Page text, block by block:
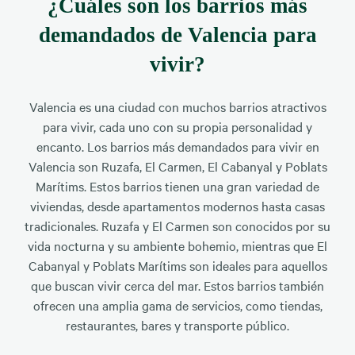
¿Cuáles son los barrios más
demandados de Valencia para
vivir?
Valencia es una ciudad con muchos barrios atractivos
para vivir, cada uno con su propia personalidad y
encanto. Los barrios más demandados para vivir en
Valencia son Ruzafa, El Carmen, El Cabanyal y Poblats
Marítims. Estos barrios tienen una gran variedad de
viviendas, desde apartamentos modernos hasta casas
tradicionales. Ruzafa y El Carmen son conocidos por su
vida nocturna y su ambiente bohemio, mientras que El
Cabanyal y Poblats Marítims son ideales para aquellos
que buscan vivir cerca del mar. Estos barrios también
ofrecen una amplia gama de servicios, como tiendas,
restaurantes, bares y transporte público.